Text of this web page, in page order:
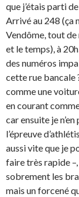
que j’étais parti
Arrivé au 248 (ça
Vendôme, tout de
et le temps), à
des numéros
cette rue bancale
comme une
en courant
car ensuite je
l’épreuve
aussi vite que je
faire très rapide
sobrement les
mais un forcené